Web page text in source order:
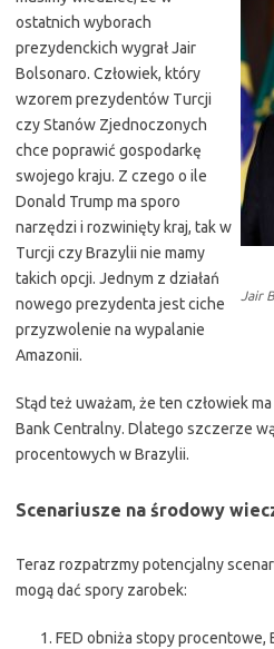
Jair
ostatnich wyborach
prezydenckich wygrał Jair
Bolsonaro. Człowiek, który
wzorem prezydentów Turcji
czy Stanów Zjednoczonych
chce poprawić gospodarkę
swojego kraju. Z czego o ile
Donald Trump ma sporo
narzędzi i rozwinięty kraj, tak w
Turcji czy Brazylii nie mamy
takich opcji. Jednym z działań
nowego prezydenta jest ciche
przyzwolenie na wypalanie
Amazonii.
Stąd też uważam, że ten człowiek
Bank Centralny. Dlatego szczerze
procentowych w Brazylii.
Scenariusze na środowy
Teraz rozpatrzmy potencjalny
mogą dać spory zarobek:
FED obniża stopy